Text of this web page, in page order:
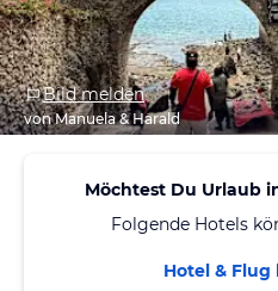
Bild melden
von Manuela & Harald
Möchtest Du Urlaub
Folgende Hotels
Hotel & Flug